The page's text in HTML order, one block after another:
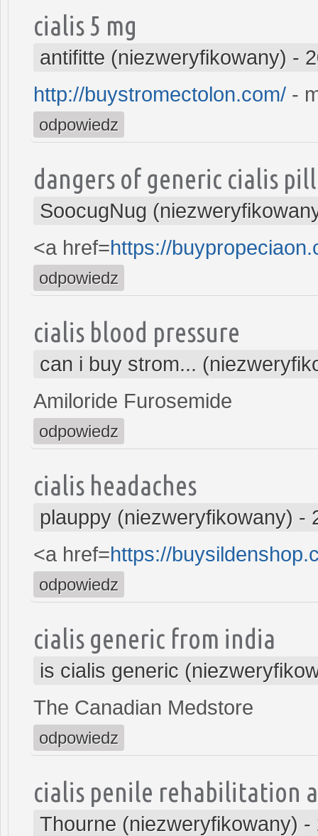
cialis 5 mg
antifitte (niezweryfikowany) -
http://buystromectolon.com/ -
odpowiedz
dangers of generic cialis
SoocugNug
<a href=https://
odpowiedz
cialis blood pressure
can i buy strom...
Amiloride Furosemide
odpowiedz
cialis headaches
plauppy (niezweryfikowany) -
<a href=https://
odpowiedz
cialis generic from india
is cialis generic
The Canadian Medstore
odpowiedz
cialis penile rehabilitation
Thourne (niezweryfikowany) -